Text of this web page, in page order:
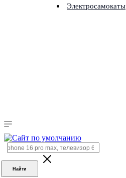
Электросамокаты
Найти